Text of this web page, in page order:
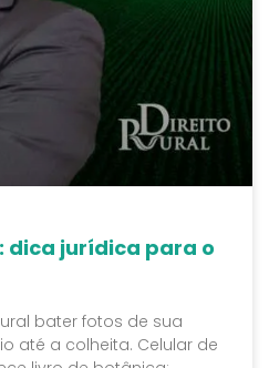
dica jurídica para o
bater fotos de sua
até a colheita. Celular de